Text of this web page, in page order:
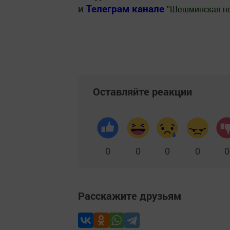
и Телеграм канале " Шешминская
Оставляйте реакции
0 0 0 0 0
Расскажите друзьям